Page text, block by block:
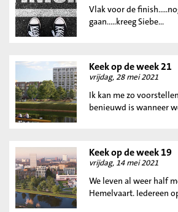
Vlak voor de
gaan.....kreeg Siebe...
Keek op de week 21
vrijdag, 28 mei 2021
Ik kan me zo
benieuwd is wanneer
Keek op de week 19
vrijdag, 14 mei 2021
We leven al weer half
Hemelvaart. Iedereen